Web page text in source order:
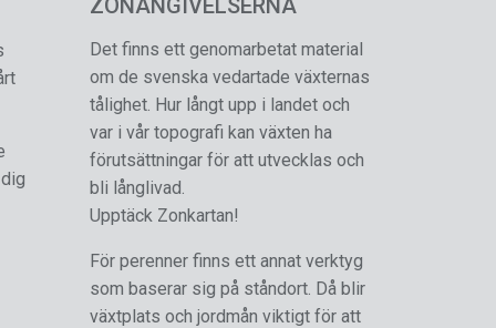
Det finns ett genomarbetat material
om de svenska vedartade växternas
tålighet. Hur långt upp i landet och
var i vår topografi kan växten ha
förutsättningar för att utvecklas och
bli långlivad.
Upptäck Zonkartan!
För perenner finns ett annat verktyg
som baserar sig på ståndort. Då blir
växtplats och jordmån viktigt för att